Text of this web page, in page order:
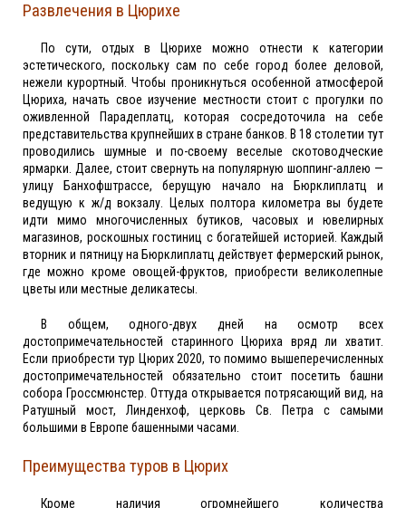
Развлечения в Цюрихе
По сути, отдых в Цюрихе можно отнести к категории
эстетического, поскольку сам по себе город более деловой,
нежели курортный. Чтобы проникнуться особенной атмосферой
Цюриха, начать свое изучение местности стоит с прогулки по
оживленной Парадеплатц, которая сосредоточила на себе
представительства крупнейших в стране банков. В 18 столетии тут
проводились шумные и по-своему веселые скотоводческие
ярмарки. Далее, стоит свернуть на популярную шоппинг-аллею —
улицу Банхофштрассе, берущую начало на Бюрклиплатц и
ведущую к ж/д вокзалу. Целых полтора километра вы будете
идти мимо многочисленных бутиков, часовых и ювелирных
магазинов, роскошных гостиниц с богатейшей историей. Каждый
вторник и пятницу на Бюрклиплатц действует фермерский рынок,
где можно кроме овощей-фруктов, приобрести великолепные
цветы или местные деликатесы.
В общем, одного-двух дней на осмотр всех
достопримечательностей старинного Цюриха вряд ли хватит.
Если приобрести тур Цюрих 2020, то помимо вышеперечисленных
достопримечательностей обязательно стоит посетить башни
собора Гроссмюнстер. Оттуда открывается потрясающий вид, на
Ратушный мост, Линденхоф, церковь Св. Петра с самыми
большими в Европе башенными часами.
Преимущества туров в Цюрих
Кроме наличия огромнейшего количества